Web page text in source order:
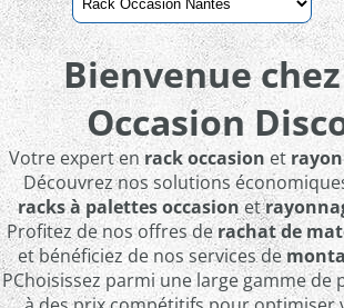
Bienvenue
Occasion
Votre expert enrack occasion et
Découvrez nos solutions
racks à palettes occasionet
Profitez de nos offres derachat de
et bénéficiez de nos services de
PChoisissez parmi une large gamme